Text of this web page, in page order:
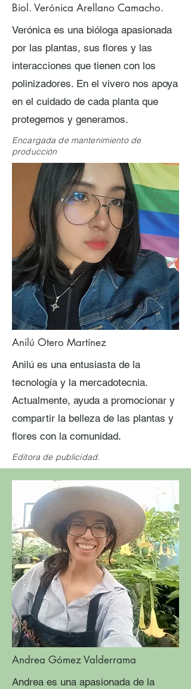
Biol. Verónica Arellano Camacho.
Verónica es una bióloga apasionada
por las plantas, sus flores y las
interacciones que tienen con los
polinizadores. En el vivero nos apoya
en el cuidado de cada planta que
protegemos y generamos.
Encargada de mantenimiento de
producción
Anilú Otero Martínez
Anilú es una entusiasta de la
tecnología y la mercadotecnia.
Actualmente, ayuda a promocionar y
compartir la belleza de las plantas y
flores con la comunidad.
Editora de publicidad.
Andrea Gómez Valderrama
Andrea es una apasionada de la